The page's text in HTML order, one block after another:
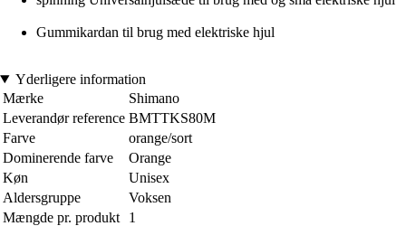
Gummikardan til brug med elektriske hjul
Yderligere information
Mærke
Shimano
Leverandør reference BMTTKS80M
Farve
orange/sort
Dominerende farve
Orange
Køn
Unisex
Aldersgruppe
Voksen
Mængde pr. produkt
1